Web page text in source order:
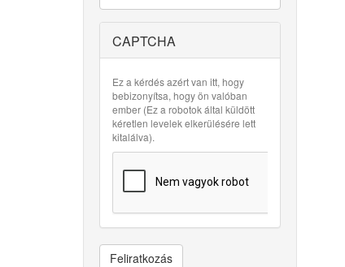
CAPTCHA
Ez a kérdés azért van itt, hogy
bebizonyítsa, hogy ön valóban
ember (Ez a robotok által küldött
kéretlen levelek elkerülésére lett
kitalálva).
Feliratkozás